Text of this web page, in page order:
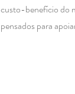
custo-benefício do
pensados para